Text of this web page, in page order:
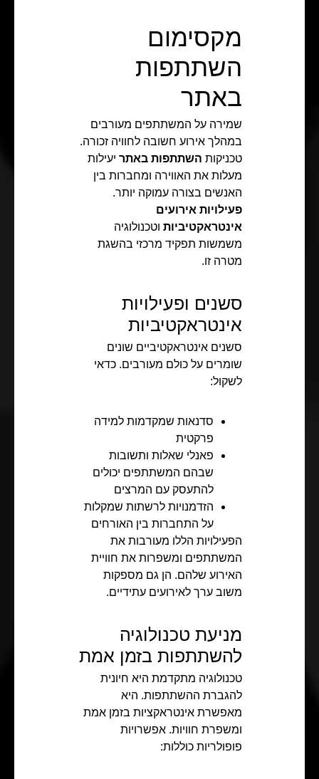
מקסימום
השתתפות
באתר
שמירה על המשתתפים מעורבים
במהלך אירוע חשובה לחוויה זכורה.
טכניקות השתתפות באתר יעילות
מעלות את האווירה ומחברות בין
האנשים בצורה עמוקה יותר.
פעילויות אירועים
אינטראקטיביות וטכנולוגיה
משמשות תפקיד מרכזי בהשגת
מטרה זו.
סשנים ופעילויות
אינטראקטיביות
סשנים אינטראקטיביים שונים
שומרים על כולם מעורבים. כדאי
לשקול:
סדנאות שמקדמות למידה
פרקטית
פאנלי שאלות ותשובות
שבהם המשתתפים יכולים
להתעסק עם המרצים
הזדמנויות לרשתות שמקלות
על התחברות בין האורחים
הפעילויות הללו מעורבות את
המשתתפים ומשפרות את חוויית
האירוע שלהם. הן גם מספקות
משוב ערך לאירועים עתידיים.
מניעת טכנולוגיה
להשתתפות בזמן אמת
טכנולוגיה מתקדמת היא חיונית
להגברת ההשתתפות. היא
מאפשרת אינטראקציות בזמן אמת
ומשפרת חוויות. אפשרויות
פופולריות כוללות: